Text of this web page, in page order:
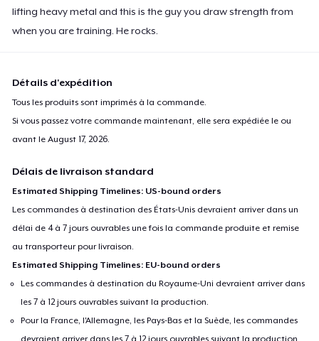
lifting heavy metal and this is the guy you draw strength from
when you are training. He rocks.
Détails d'expédition
Tous les produits sont imprimés à la commande.
Si vous passez votre commande maintenant, elle sera expédiée le ou
avant leAugust 17, 2026.
Délais de livraison standard
Estimated Shipping Timelines: US-bound orders
Les commandes à destination des États-Unis devraient arriver dans un
délai de 4 à 7 jours ouvrables une fois la commande produite et remise
au transporteur pour livraison.
Estimated Shipping Timelines: EU-bound orders
Les commandes à destination du Royaume-Uni devraient arriver dans
les 7 à 12 jours ouvrables suivant la production.
Pour la France, l'Allemagne, les Pays-Bas et la Suède, les commandes
devraient arriver dans les 7 à 12 jours ouvrables suivant la production.